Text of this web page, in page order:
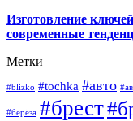
Изготовление
современные
Метки
#blizko #tochka #авто
#берёза #брест